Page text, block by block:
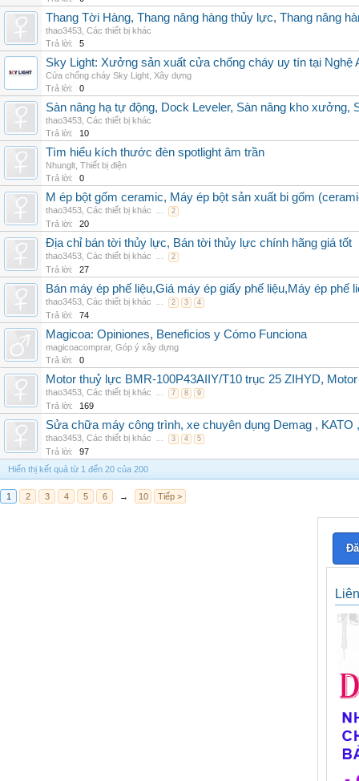
Thang Tời Hàng, Thang nâng hàng thủy lực, Thang nâng
thao3453 Các thiết bị khác
Trả lời:
5
Sky Light: Xưởng sản xuất cửa chống cháy uy tín tại Nghệ
Cửa chống cháy Sky Light Xây dựng
Trả lời:
0
Sàn nâng hạ tự động, Dock Leveler, Sàn nâng kho xưởng,
thao3453 Các thiết bị khác
Trả lời:
10
Tìm hiểu kích thước đèn spotlight âm trần
Nhunglt Thiết bị điện
Trả lời:
0
M ép bột gốm ceramic, Máy ép bột sản xuất bi gốm
thao3453 Các thiết bị khác ... 2
Trả lời: 20
Địa chỉ bán tời thủy lực, Bán tời thủy lực chính hãng giá tốt
thao3453 Các thiết bị khác ... 2
Trả lời: 27
Bán máy ép phế liệu,Giá máy ép giấy phế liệu,Máy ép phế
thao3453 Các thiết bị khác ... 2 3 4
Trả lời: 74
Magicoa: Opiniones, Beneficios y Cómo Funciona
magicoacomprar, Góp ý xây dựng
Trả lời:
0
Motor thuỷ lực BMR-100P43AIIY/T10 trục 25 ZIHYD,
thao3453 Các thiết bị khác ... 7 8 9
Trả lời: 169
Sửa chữa máy công trình, xe chuyên dụng Demag , KATO
thao3453 Các thiết bị khác ... 3 4 5
Trả lời:
97
Hiển thị kết quả từ 1 đến 20 của 200
1 2 3 4 5 6 → 10 Tiếp >